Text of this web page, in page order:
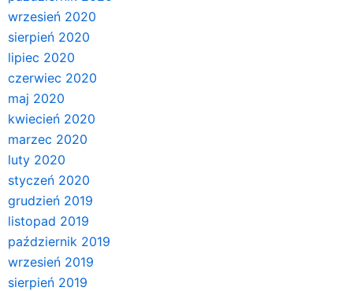
wrzesień 2020
sierpień 2020
lipiec 2020
czerwiec 2020
maj 2020
kwiecień 2020
marzec 2020
luty 2020
styczeń 2020
grudzień 2019
listopad 2019
październik 2019
wrzesień 2019
sierpień 2019